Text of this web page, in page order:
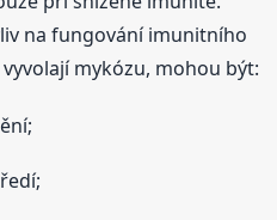
na fungování imunitního
mykózu, mohou být: